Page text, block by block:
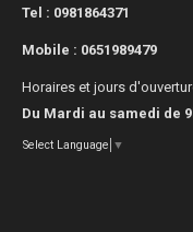
Tel : 0981864371
Mobile : 0651989479
Horaires et jours
Du Mardi au samedi de
Select Language ▼